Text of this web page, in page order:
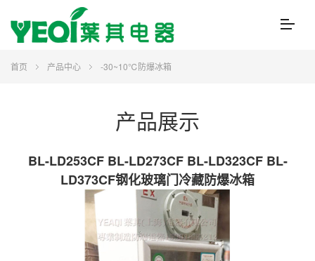
首页 产品中心 -30~10℃防爆冰箱
产品展示
BL-LD253CF BL-LD273CF BL-LD323CF BL-
LD373CF钢化玻璃门冷藏防爆冰箱